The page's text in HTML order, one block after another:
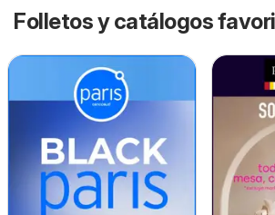
Folletos y catálogos